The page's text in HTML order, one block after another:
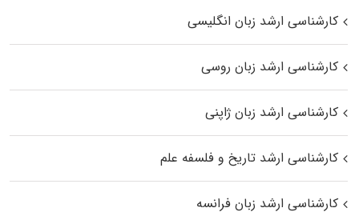
کارشناسی ارشد زبان انگلیسی
کارشناسی ارشد زبان روسی
کارشناسی ارشد زبان ژاپنی
کارشناسی ارشد تاریخ و فلسفه علم
کارشناسی ارشد زبان فرانسه